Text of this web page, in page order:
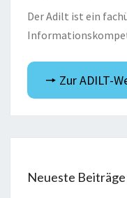
Der Adilt ist ein
🠖 Zur ADILT-
Neueste Beiträge